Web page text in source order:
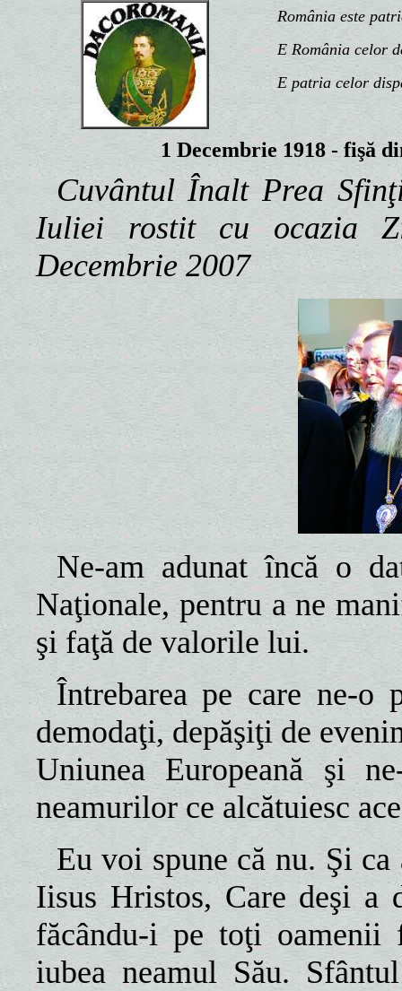
România este
E România celor
E patria celor
1 Decembrie 1918 - fişă
Cuvântul Înalt Prea
Iuliei rostit cu ocazia
Decembrie 2007
Ne-am adunat încă o
Naţionale, pentru a ne
şi faţă de valorile lui.
Întrebarea pe care ne-o
demodaţi, depăşiţi de
Uniunea Europeană şi
neamurilor ce alcătuiesc
Eu voi spune că nu. Şi
Iisus Hristos, Care deşi a
făcându-i pe toţi
iubea neamul Său.